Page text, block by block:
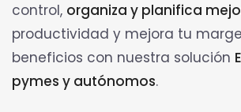
control, organiza y planifica
productividad y mejora tu
beneficios con nuestra solución
pymes y autónomos.